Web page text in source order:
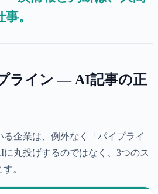
。
ライン — AI記事の正
企業は、例外なく「パイプライ
丸投げするのではなく、3つのス
。